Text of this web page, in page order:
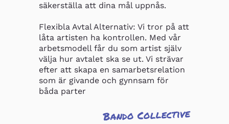
säkerställa att dina mål uppnås.
Flexibla Avtal Alternativ: Vi tror på att
låta artisten ha kontrollen. Med vår
arbetsmodell får du som artist själv
välja hur avtalet ska se ut. Vi strävar
efter att skapa en samarbetsrelation
som är givande och gynnsam för
båda parter
Bando Collective